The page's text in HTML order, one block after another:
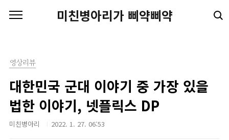
미친병아리가 삐약삐약
영상리뷰
대한민국 군대 이야기 중 가장 있을
법한 이야기, 넷플릭스 DP
미친병아리 2022. 1. 27. 06:53